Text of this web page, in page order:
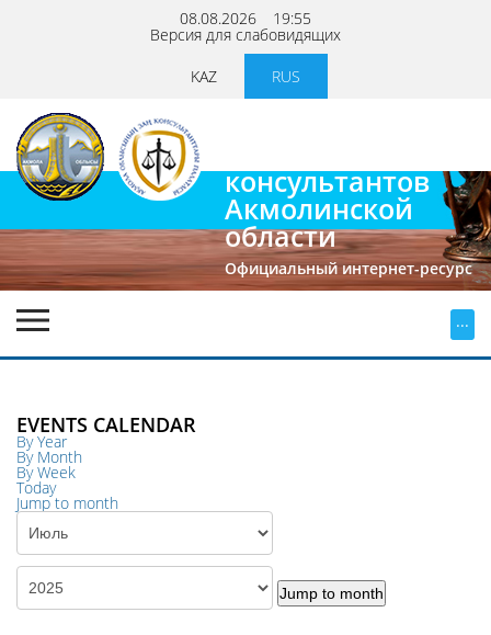
08.08.2026 19:55
Версия для слабовидящих
KAZ
RUS
консультантов
Акмолинской
области
Официальный интернет-ресурс
...
EVENTS CALENDAR
By Year
By Month
By Week
Today
Jump to month
Jump to month